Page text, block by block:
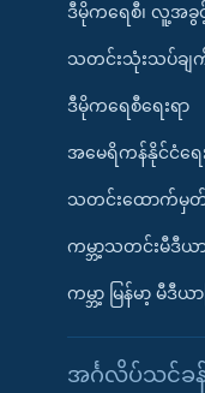
ဒီမိုကရေစီ၊ လူ့အခွ
သတင်းသုံးသပ်ချ
ဒီမိုကရေစီရေးရာ
အမေရိကန်နိုင်ငံရေ
သတင်းထောက်မှ
ကမ္ဘာ့သတင်းမီဒီယ
ကမ္ဘာ့ မြန်မာ့ မီဒီ
အင်္ဂလိပ်သင်ခန်း